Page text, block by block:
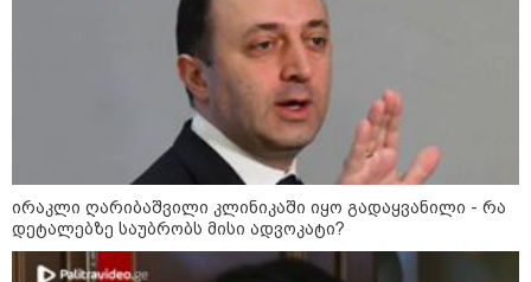
ნიკა მელიას სასამართლოს
უპატივცემლობის ფაქტზე 1 წლით და 6
თვით თავისუფლების აღკვეთა მიესაჯა
ირაკლი ღარიბაშვილი კლინიკაში იყო გადაყვანილი - რა
დეტალებზე საუბრობს მისი ადვოკატი?